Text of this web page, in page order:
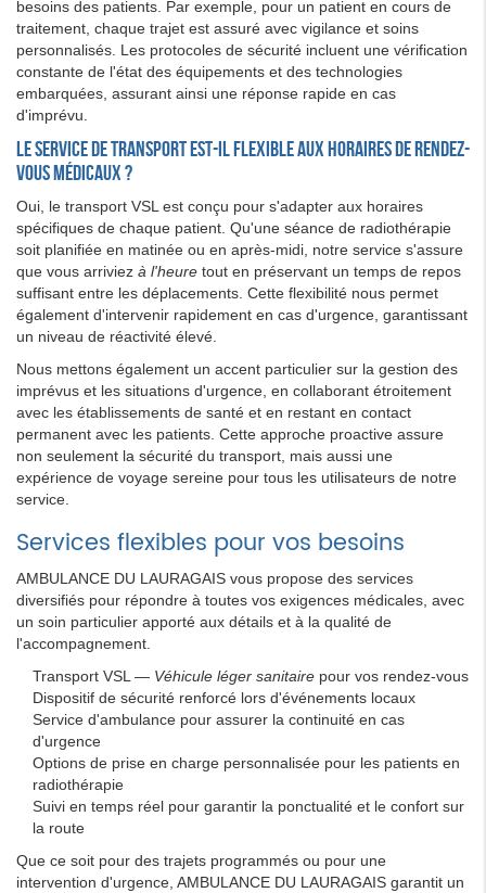
besoins des patients. Par exemple, pour un patient en cours de
traitement, chaque trajet est assuré avec vigilance et soins
personnalisés. Les protocoles de sécurité incluent une vérification
constante de l'état des équipements et des technologies
embarquées, assurant ainsi une réponse rapide en cas
d'imprévu.
Le service de transport est-il flexible aux horaires de rendez-
vous médicaux ?
Oui, le transport VSL est conçu pour s'adapter aux horaires
spécifiques de chaque patient. Qu'une séance de radiothérapie
soit planifiée en matinée ou en après-midi, notre service s'assure
que vous arriviez à l'heure tout en préservant un temps de repos
suffisant entre les déplacements. Cette flexibilité nous permet
également d'intervenir rapidement en cas d'urgence, garantissant
un niveau de réactivité élevé.
Nous mettons également un accent particulier sur la gestion des
imprévus et les situations d'urgence, en collaborant étroitement
avec les établissements de santé et en restant en contact
permanent avec les patients. Cette approche proactive assure
non seulement la sécurité du transport, mais aussi une
expérience de voyage sereine pour tous les utilisateurs de notre
service.
Services flexibles pour vos besoins
AMBULANCE DU LAURAGAIS vous propose des services
diversifiés pour répondre à toutes vos exigences médicales, avec
un soin particulier apporté aux détails et à la qualité de
l'accompagnement.
Transport VSL — Véhicule léger sanitaire pour vos rendez-vous
Dispositif de sécurité renforcé lors d'événements locaux
Service d'ambulance pour assurer la continuité en cas
d'urgence
Options de prise en charge personnalisée pour les patients en
radiothérapie
Suivi en temps réel pour garantir la ponctualité et le confort sur
la route
Que ce soit pour des trajets programmés ou pour une
intervention d'urgence, AMBULANCE DU LAURAGAIS garantit un